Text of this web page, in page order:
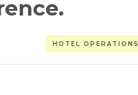
HOTEL OPERATIONS